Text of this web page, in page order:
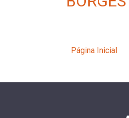
Página Inicial